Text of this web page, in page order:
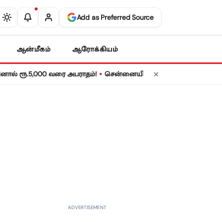
Add as Preferred Source
ஆன்மீகம் ஆரோக்கியம்
வரை அபராதம்! • சென்னையில் நாளை மின் தடை! உங்கள்
ADVERTISEMENT